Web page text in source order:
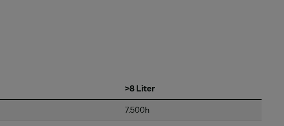
>8 Liter
7.500h